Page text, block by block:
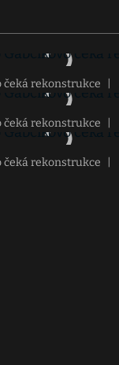
čeká rekonstrukce
čeká rekonstrukce
čeká rekonstrukce